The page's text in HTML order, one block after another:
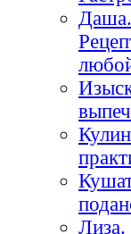
Даша.
Лиза.